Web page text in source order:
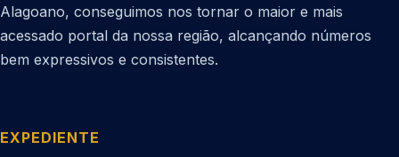
Alagoano, conseguimos nos tornar o maior e mais
acessado portal da nossa região, alcançando números
bem expressivos e consistentes.
EXPEDIENTE